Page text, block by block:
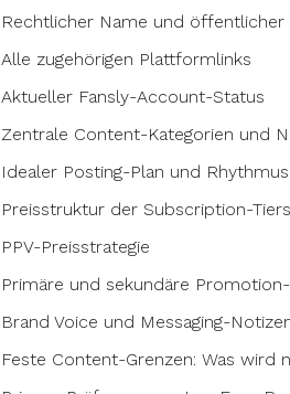
Rechtlicher Name und
Alle zugehörigen Plattformlinks
Aktueller Fansly-Account-Status
Zentrale Content-Kategorien und
Idealer Posting-Plan und Rhythmus
Preisstruktur der Subscription-Tiers
PPV-Preisstrategie
Primäre und sekundäre Promotion-
Brand Voice und Messaging-
Feste Content-Grenzen: Was wird